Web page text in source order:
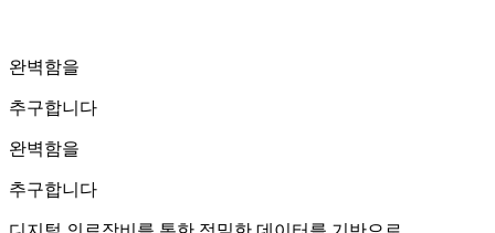
완벽함을
추구합니다
완벽함을
추구합니다